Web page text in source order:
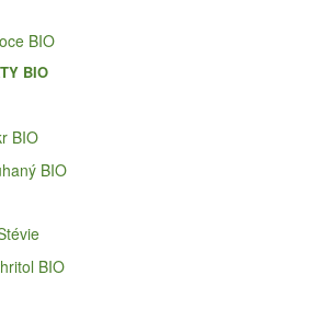
BIO
BIO
BIO
BIO
BIO